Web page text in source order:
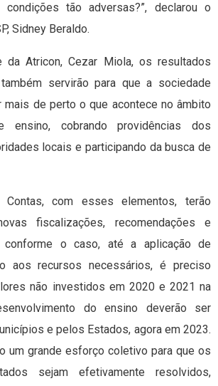
condições tão adversas?”, declarou o
Sidney Beraldo.
da Atricon, Cezar Miola, os resultados
servirão para que a sociedade
mais de perto o que acontece no âmbito
ensino, cobrando providências dos
locais e participando da busca de
Contas, com esses elementos, terão
fiscalizações, recomendações e
conforme o caso, até a aplicação de
aos recursos necessários, é preciso
não investidos em 2020 e 2021 na
do ensino deverão ser
e pelos Estados, agora em 2023.
um grande esforço coletivo para que os
sejam efetivamente resolvidos,